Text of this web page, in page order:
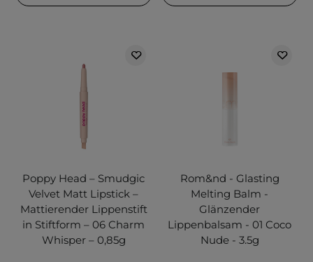
Poppy Head – Smudgic
Velvet Matt Lipstick –
Mattierender Lippenstift
in Stiftform – 06 Charm
Whisper – 0,85g
Rom&nd - Glasting
Melting Balm -
Glänzender
Lippenbalsam - 01 Coco
Nude - 3.5g